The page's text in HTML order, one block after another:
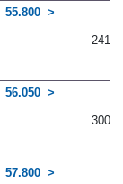
55.800
241
56.050
300
57.800